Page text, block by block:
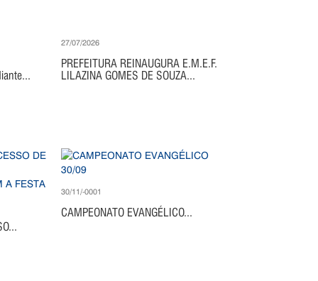
27/07/2026
PREFEITURA REINAUGURA E.M.E.F.
LILAZINA GOMES DE SOUZA...
30/11/-0001
CAMPEONATO EVANGÉLICO...